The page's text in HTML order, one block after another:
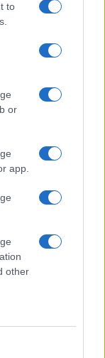
to
or
app.
other
News
την εργασία